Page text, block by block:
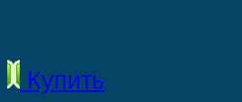
Купить